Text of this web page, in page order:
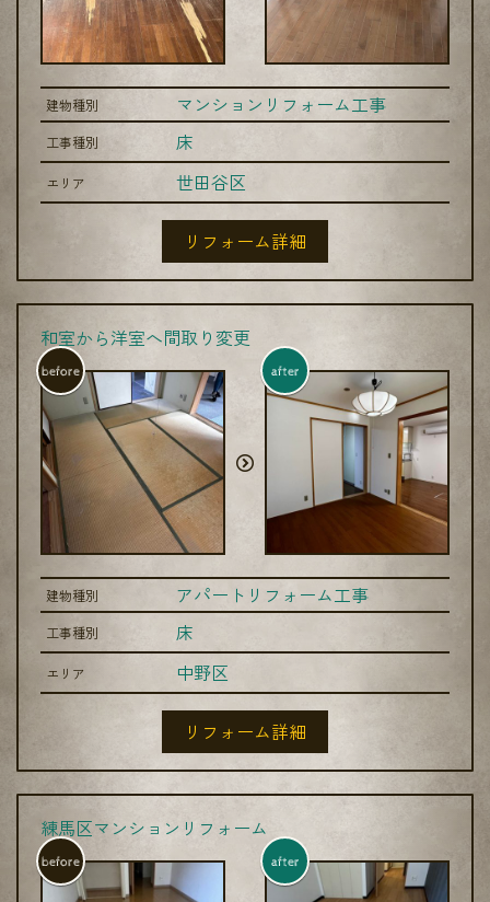
建物種別 マンションリフォーム工事
工事種別 床
エリア 世田谷区
リフォーム詳細
和室から洋室へ間取り変更
before after
建物種別 アパートリフォーム工事
工事種別 床
エリア 中野区
リフォーム詳細
練馬区マンションリフォーム
before after